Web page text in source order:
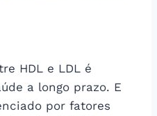
HDL e LDL é
a longo prazo. E
por fatores